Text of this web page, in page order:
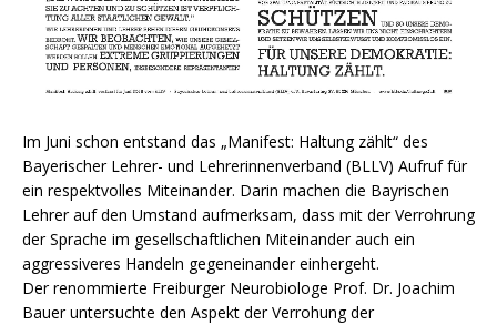
Im Juni schon entstand das „Manifest: Haltung zählt“ des
Bayerischer Lehrer- und Lehrerinnenverband (BLLV) Aufruf für
ein respektvolles Miteinander. Darin machen die Bayrischen
Lehrer auf den Umstand aufmerksam, dass mit der Verrohrung
der Sprache im gesellschaftlichen Miteinander auch ein
aggressiveres Handeln gegeneinander einhergeht.
Der renommierte Freiburger Neurobiologe Prof. Dr. Joachim
Bauer untersuchte den Aspekt der Verrohung der